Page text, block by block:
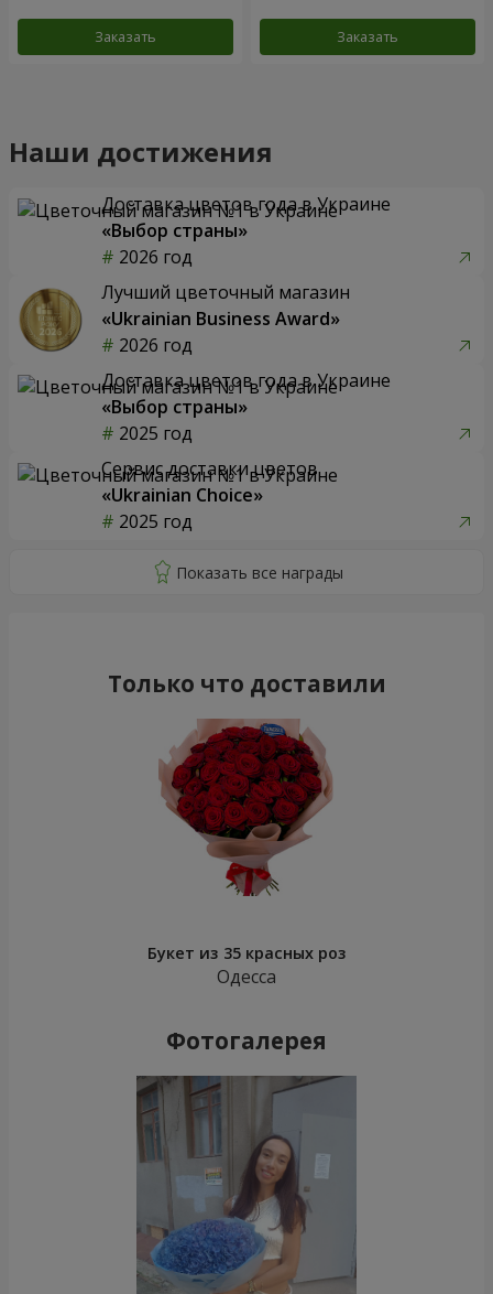
Заказать Заказать
Наши достижения
Доставка цветов года в Украине
«Выбор страны»
2026 год
Лучший цветочный магазин
«Ukrainian Business Award»
2026 год
Доставка цветов года в Украине
«Выбор страны»
2025 год
Сервис доставки цветов
«Ukrainian Choice»
2025 год
Только что доставили
Букет из 35 красных роз
Одесса
Фотогалерея